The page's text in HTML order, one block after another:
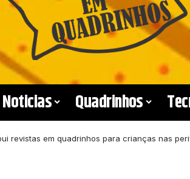
Noticias Quadrinhos
revistas em quadrinhos para crianças nas